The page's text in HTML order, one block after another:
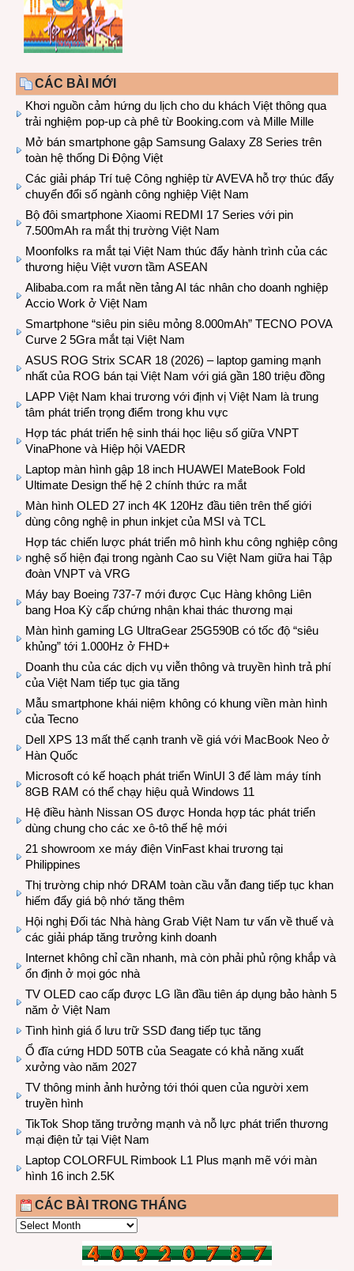
CÁC BÀI MỚI
Khơi nguồn cảm hứng du lịch cho du khách Việt thông qua
trải nghiệm pop-up cà phê từ Booking.com và Mille Mille
Mở bán smartphone gập Samsung Galaxy Z8 Series trên
toàn hệ thống Di Động Việt
Các giải pháp Trí tuệ Công nghiệp từ AVEVA hỗ trợ thúc đẩy
chuyển đổi số ngành công nghiệp Việt Nam
Bộ đôi smartphone Xiaomi REDMI 17 Series với pin
7.500mAh ra mắt thị trường Việt Nam
Moonfolks ra mắt tại Việt Nam thúc đẩy hành trình của các
thương hiệu Việt vươn tầm ASEAN
Alibaba.com ra mắt nền tảng AI tác nhân cho doanh nghiệp
Accio Work ở Việt Nam
Smartphone “siêu pin siêu mỏng 8.000mAh” TECNO POVA
Curve 2 5Gra mắt tại Việt Nam
ASUS ROG Strix SCAR 18 (2026) – laptop gaming mạnh
nhất của ROG bán tại Việt Nam với giá gần 180 triệu đồng
LAPP Việt Nam khai trương với định vị Việt Nam là trung
tâm phát triển trọng điểm trong khu vực
Hợp tác phát triển hệ sinh thái học liệu số giữa VNPT
VinaPhone và Hiệp hội VAEDR
Laptop màn hình gập 18 inch HUAWEI MateBook Fold
Ultimate Design thế hệ 2 chính thức ra mắt
Màn hình OLED 27 inch 4K 120Hz đầu tiên trên thế giới
dùng công nghệ in phun inkjet của MSI và TCL
Hợp tác chiến lược phát triển mô hình khu công nghiệp công
nghệ số hiện đại trong ngành Cao su Việt Nam giữa hai Tập
đoàn VNPT và VRG
Máy bay Boeing 737-7 mới được Cục Hàng không Liên
bang Hoa Kỳ cấp chứng nhận khai thác thương mại
Màn hình gaming LG UltraGear 25G590B có tốc độ “siêu
khủng” tới 1.000Hz ở FHD+
Doanh thu của các dịch vụ viễn thông và truyền hình trả phí
của Việt Nam tiếp tục gia tăng
Mẫu smartphone khái niệm không có khung viền màn hình
của Tecno
Dell XPS 13 mất thế cạnh tranh về giá với MacBook Neo ở
Hàn Quốc
Microsoft có kế hoạch phát triển WinUI 3 để làm máy tính
8GB RAM có thể chạy hiệu quả Windows 11
Hệ điều hành Nissan OS được Honda hợp tác phát triển
dùng chung cho các xe ô-tô thế hệ mới
21 showroom xe máy điện VinFast khai trương tại
Philippines
Thị trường chip nhớ DRAM toàn cầu vẫn đang tiếp tục khan
hiếm đẩy giá bộ nhớ tăng thêm
Hội nghị Đối tác Nhà hàng Grab Việt Nam tư vấn về thuế và
các giải pháp tăng trưởng kinh doanh
Internet không chỉ cần nhanh, mà còn phải phủ rộng khắp và
ổn định ở mọi góc nhà
TV OLED cao cấp được LG lần đầu tiên áp dụng bảo hành 5
năm ở Việt Nam
Tình hình giá ổ lưu trữ SSD đang tiếp tục tăng
Ổ đĩa cứng HDD 50TB của Seagate có khả năng xuất
xưởng vào năm 2027
TV thông minh ảnh hưởng tới thói quen của người xem
truyền hình
TikTok Shop tăng trưởng mạnh và nỗ lực phát triển thương
mại điện tử tại Việt Nam
Laptop COLORFUL Rimbook L1 Plus mạnh mẽ với màn
hình 16 inch 2.5K
CÁC BÀI TRONG THÁNG
CÁC